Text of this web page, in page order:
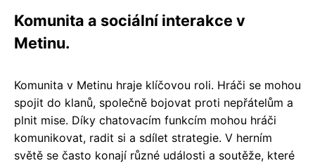
Komunita a sociální interakce v
Metinu.
Komunita v Metinu hraje klíčovou roli. Hráči se mohou
spojit do klanů, společně bojovat proti nepřátelům a
plnit mise. Díky chatovacím funkcím mohou hráči
komunikovat, radit si a sdílet strategie. V herním
světě se často konají různé události a soutěže, které